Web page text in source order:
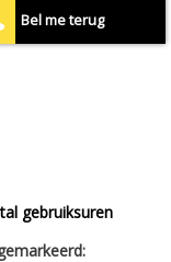
Bel me terug
gebruiksuren